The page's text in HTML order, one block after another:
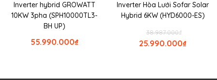
Inverter hybrid GROWATT
10KW 3pha (SPH10000TL3-
BH UP)
₫
55.990.000
Inverter Hòa Lưới Sofar Solar
Hybrid 6KW (HYD6000-ES)
₫
38.987.000
₫
25.990.000